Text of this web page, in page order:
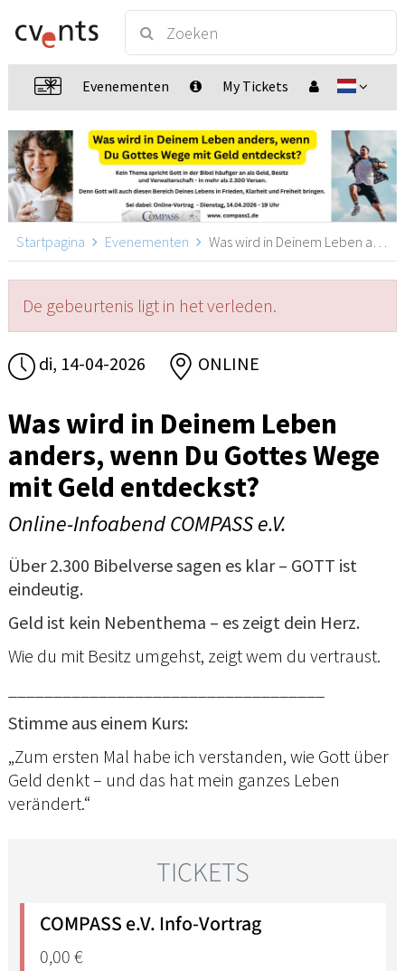
Evenementen My Tickets
Startpagina Evenementen Was wird in Deinem Leben anders, wenn Du Gottes Wege mit Geld entdeckst?, ONLINE
De gebeurtenis ligt in het verleden.
di, 14-04-2026 ONLINE
Was wird in Deinem Leben
anders, wenn Du Gottes Wege
mit Geld entdeckst?
Online-Infoabend COMPASS e.V.
Über 2.300 Bibelverse sagen es klar – GOTT ist
eindeutig.
Geld ist kein Nebenthema – es zeigt dein Herz.
Wie du mit Besitz umgehst, zeigt wem du vertraust.
Stimme aus einem Kurs:
„Zum ersten Mal habe ich verstanden, wie Gott über
Geld denkt – und das hat mein ganzes Leben
verändert.“